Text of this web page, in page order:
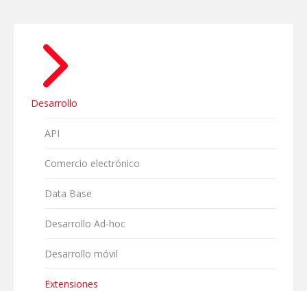
Desarrollo
API
Comercio electrónico
Data Base
Desarrollo Ad-hoc
Desarrollo móvil
Extensiones